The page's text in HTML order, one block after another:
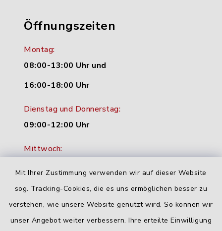
Mit Ihrer Zustimmung verwenden wir auf dieser Website
sog. Tracking-Cookies, die es uns ermöglichen besser zu
verstehen, wie unsere Website genutzt wird. So können wir
unser Angebot weiter verbessern. Ihre erteilte Einwilligung
Öffnungszeiten
Montag:
08:00-13:00 Uhr und
16:00-18:00 Uhr
Dienstag und Donnerstag:
09:00-12:00 Uhr
Mittwoch:
Freitag:
geschlossen